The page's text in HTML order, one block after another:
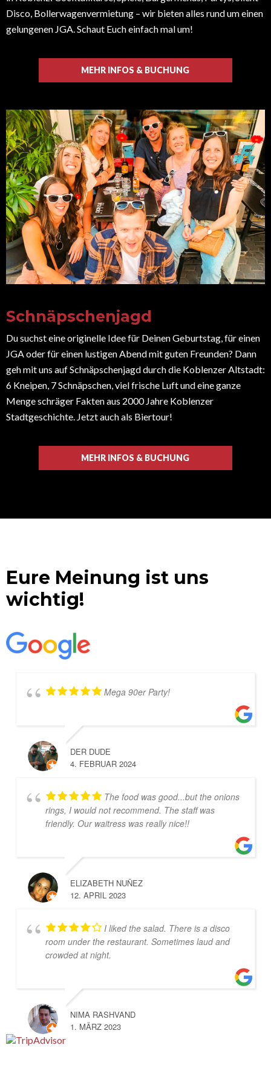
Disco, Bollerwagenvermietung – wir bieten alles rund um einen
gelungenen JGA. Schaut Euch einfach mal um!
MEHR INFOS & BUCHUNG
Schnäpschenjagd
Du suchst eine originelle Idee für Deinen Geburtstag, für einen
JGA oder für einen lustigen Abend mit guten Freunden? Dann
geh mit uns auf Schnäpschenjagd durch die Koblenzer Altstadt:
6 Kneipen, 7 Schnäpschen, viel frische Luft und eine ganze
Menge schräger Fakten aus 2000 Jahre Koblenzer
Stadtgeschichte. Jetzt auch als Biertour!
MEHR INFOS & BUCHUNG
Eure Meinung ist uns
wichtig!
Mega 90er Party!
DER DUDE
4. FEBRUAR 2024
The food was good...but the onions
rings, I would not recommend. The staff was
friendly. Our waitress was really nice!!
ELIZABETH NUÑEZ
12. APRIL 2023
I liked the salad. There is a disco
room under the restaurant. Sometimes laud and
crowded at night.
NIMA RASHVAND
1. MÄRZ 2023